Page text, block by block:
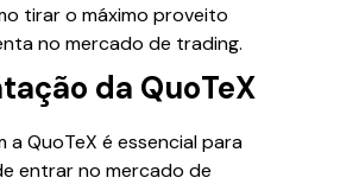
tirar o máximo proveito
no mercado de trading.
da QuoTeX
a QuoTeX é essencial para
entrar no mercado de